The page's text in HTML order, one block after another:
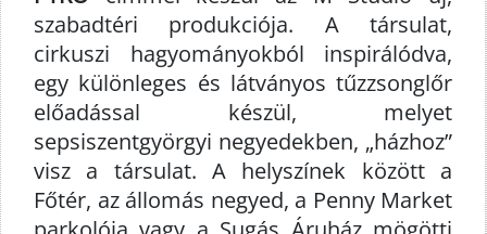
szabadtéri produkciója. A társulat,
cirkuszi hagyományokból inspirálódva,
egy különleges és látványos tűzzsonglőr
előadással készül, melyet
sepsiszentgyörgyi negyedekben, „házhoz”
visz a társulat. A helyszínek között a
Főtér, az állomás negyed, a Penny Market